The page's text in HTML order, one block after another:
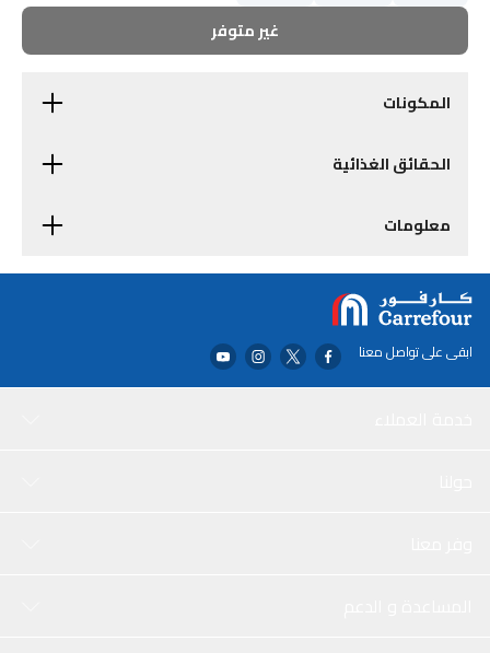
غير متوفر
المكونات
الحقائق الغذائية
معلومات
ابقى على تواصل معنا